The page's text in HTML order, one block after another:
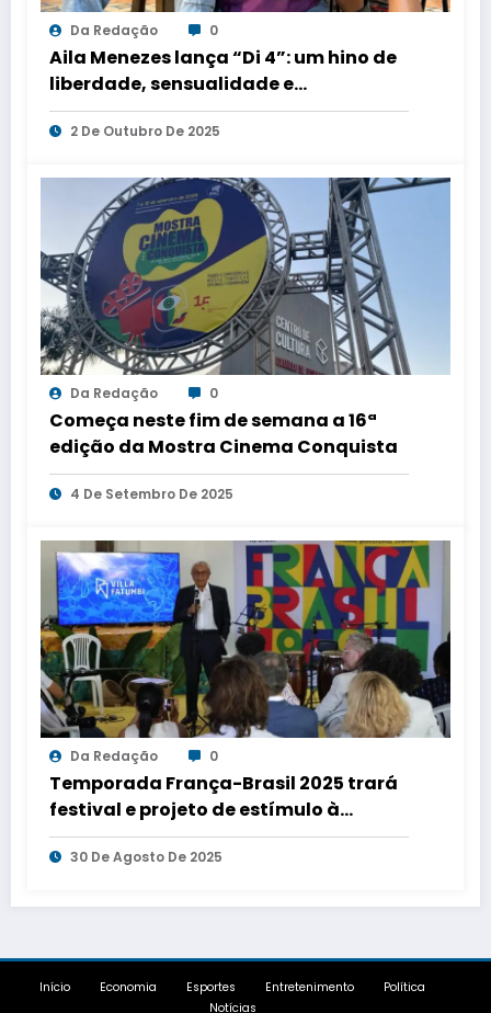
Da Redação 0
Aila Menezes lança “Di 4”: um hino de
liberdade, sensualidade e
protagonismo feminino na música
brasileira
2 De Outubro De 2025
Da Redação 0
Começa neste fim de semana a 16ª
edição da Mostra Cinema Conquista
4 De Setembro De 2025
Da Redação 0
Temporada França-Brasil 2025 trará
festival e projeto de estímulo à
criação artística para Salvador
30 De Agosto De 2025
Início Economia Esportes Entretenimento
Política
Notícias